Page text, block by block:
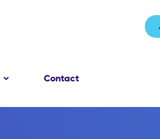
Contact